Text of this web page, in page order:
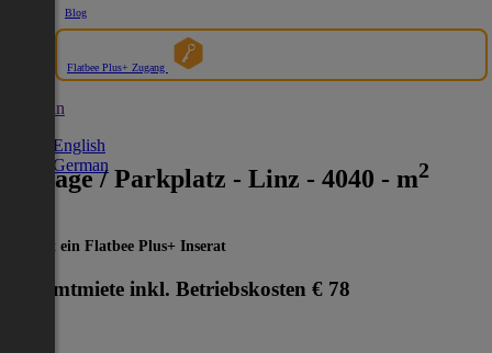
Blog
Flatbee Plus+ Zugang
German
English
German
Garage / Parkplatz - Linz - 4040 - m2
Dies ist ein Flatbee Plus+ Inserat
Gesamtmiete inkl. Betriebskosten € 78